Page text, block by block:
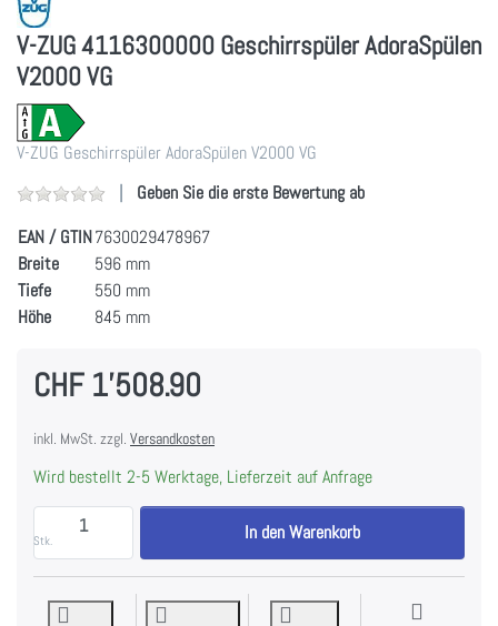
V-ZUG 4116300000 Geschirrspüler AdoraSpülen
V2000 VG
V-ZUG Geschirrspüler AdoraSpülen V2000 VG
Geben Sie die erste Bewertung ab
EAN / GTIN7630029478967
Breite
596 mm
Tiefe
550 mm
Höhe
845 mm
CHF 1'508.90
inkl. MwSt. zzgl. Versandkosten
Wird bestellt 2-5 Werktage, Lieferzeit auf Anfrage
Stk.
V-ZUG 4116300000 Geschirrspüler AdoraSpülen
In den Warenkorb